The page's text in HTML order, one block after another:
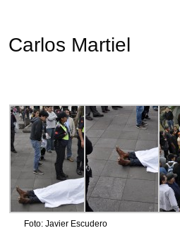
Carlos Martiel
Foto: Javier Escudero